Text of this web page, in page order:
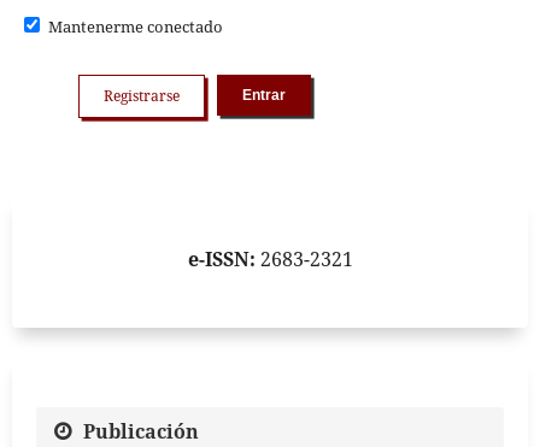
Mantenerme conectado
Entrar
Registrarse
e-ISSN: 2683-2321
Publicación